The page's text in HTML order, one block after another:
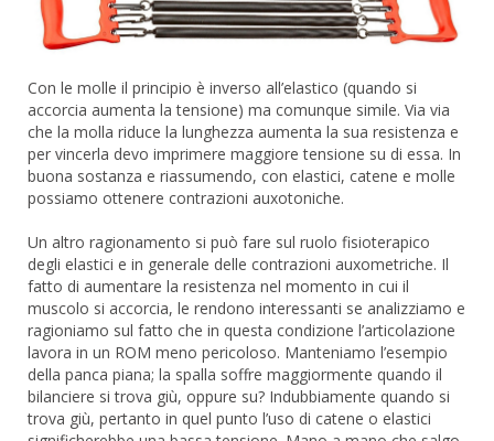
Con le molle il principio è inverso all’elastico (quando si
accorcia aumenta la tensione) ma comunque simile. Via via
che la molla riduce la lunghezza aumenta la sua resistenza e
per vincerla devo imprimere maggiore tensione su di essa. In
buona sostanza e riassumendo, con elastici, catene e molle
possiamo ottenere contrazioni auxotoniche.
Un altro ragionamento si può fare sul ruolo fisioterapico
degli elastici e in generale delle contrazioni auxometriche. Il
fatto di aumentare la resistenza nel momento in cui il
muscolo si accorcia, le rendono interessanti se analizziamo e
ragioniamo sul fatto che in questa condizione l’articolazione
lavora in un ROM meno pericoloso. Manteniamo l’esempio
della panca piana; la spalla soffre maggiormente quando il
bilanciere si trova giù, oppure su? Indubbiamente quando si
trova giù, pertanto in quel punto l’uso di catene o elastici